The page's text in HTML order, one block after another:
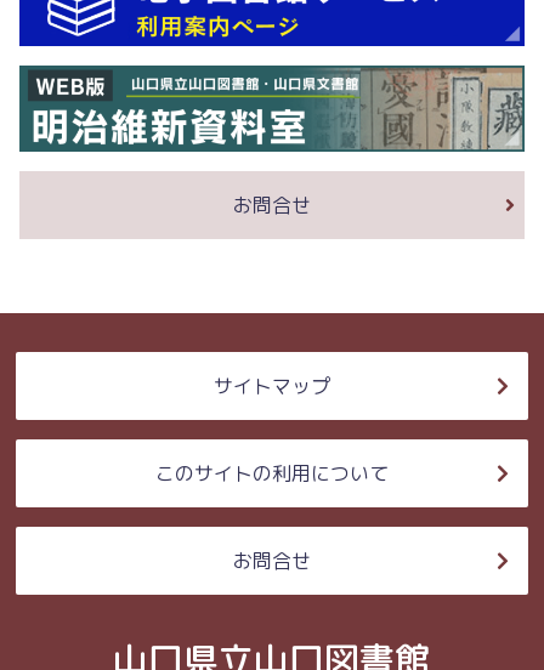
お問合せ
サイトマップ
このサイトの利用について
お問合せ
山口県立山口図書館